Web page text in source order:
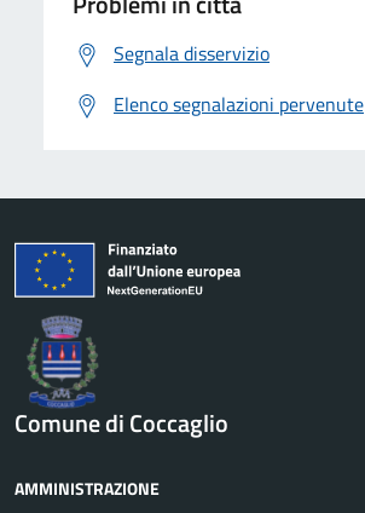
Segnala disservizio
Elenco segnalazioni pervenute
Comune di Coccaglio
AMMINISTRAZIONE